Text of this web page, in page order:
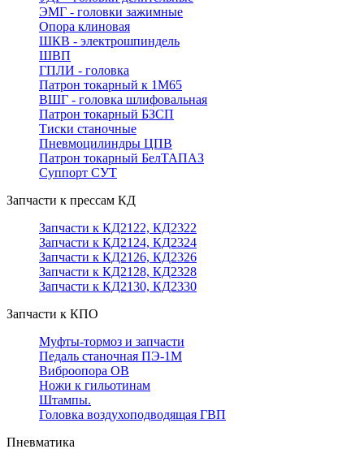
ЭМГ - головки зажимные
Опора клиновая
ШКВ - электрошпиндель
ШВП
ГПЛИ - головка
Патрон токарный к 1М65
ВШГ - головка шлифовальная
Патрон токарный БЗСП
Тиски станочные
Пневмоцилиндры ЦПВ
Патрон токарный БелТАПАЗ
Суппорт СУТ
Запчасти к прессам КД
Запчасти к КД2122, КД2322
Запчасти к КД2124, КД2324
Запчасти к КД2126, КД2326
Запчасти к КД2128, КД2328
Запчасти к КД2130, КД2330
Запчасти к КПО
Муфты-тормоз и запчасти
Педаль станочная ПЭ-1М
Виброопора ОВ
Ножи к гильотинам
Штампы.
Головка воздухоподводящая ГВП
Пневматика